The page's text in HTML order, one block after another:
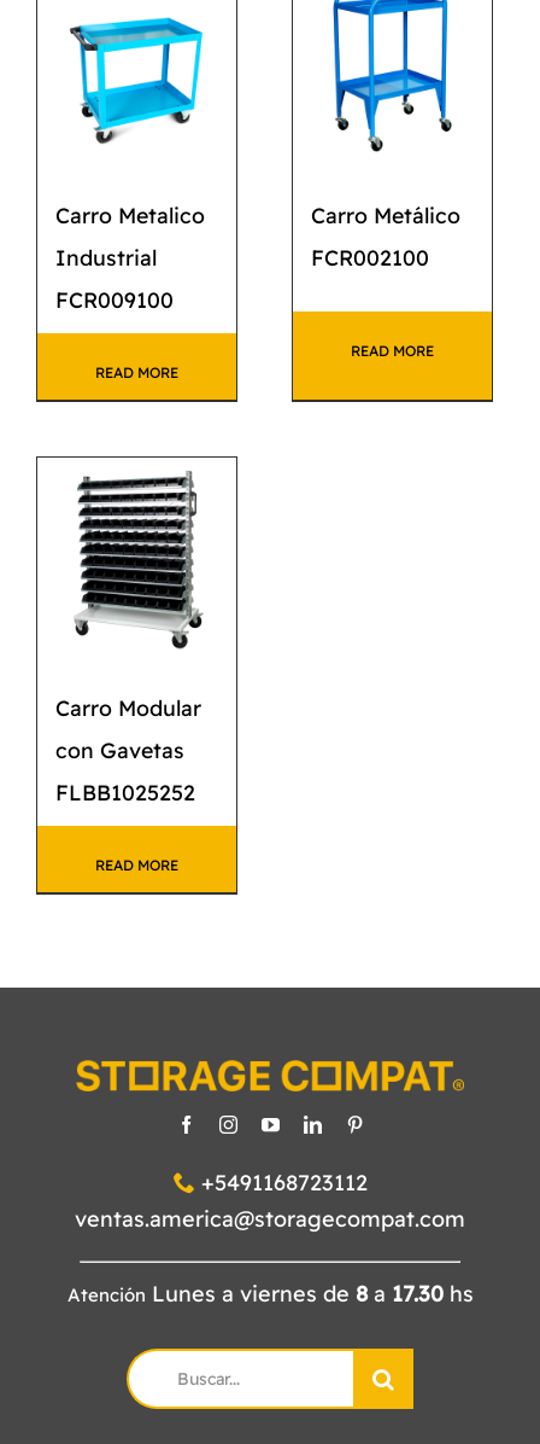
Carro Metalico
Industrial
FCR009100
READ MORE
Carro Metálico
FCR002100
READ MORE
Carro Modular
con Gavetas
FLBB1025252
READ MORE
+5491168723112
ventas.america@storagecompat.com
Atención Lunes a viernes de 8a 17.30hs
Search
for: